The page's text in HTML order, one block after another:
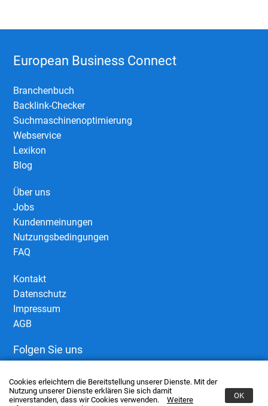
Cookies erleichtern die Bereitstellung unserer Dienste. Mit der
Nutzung unserer Dienste erklären Sie sich damit
einverstanden, dass wir Cookies verwenden.
Weitere
OK
European Business Connect
Branchenbuch
Backlink-Checker
Suchmaschinenoptimierung
Webservice
Lexikon
Blog
Über uns
Jobs
Kundenmeinungen
Nutzungsbedingungen
FAQ
Kontakt
Datenschutz
Impressum
AGB
Folgen Sie uns